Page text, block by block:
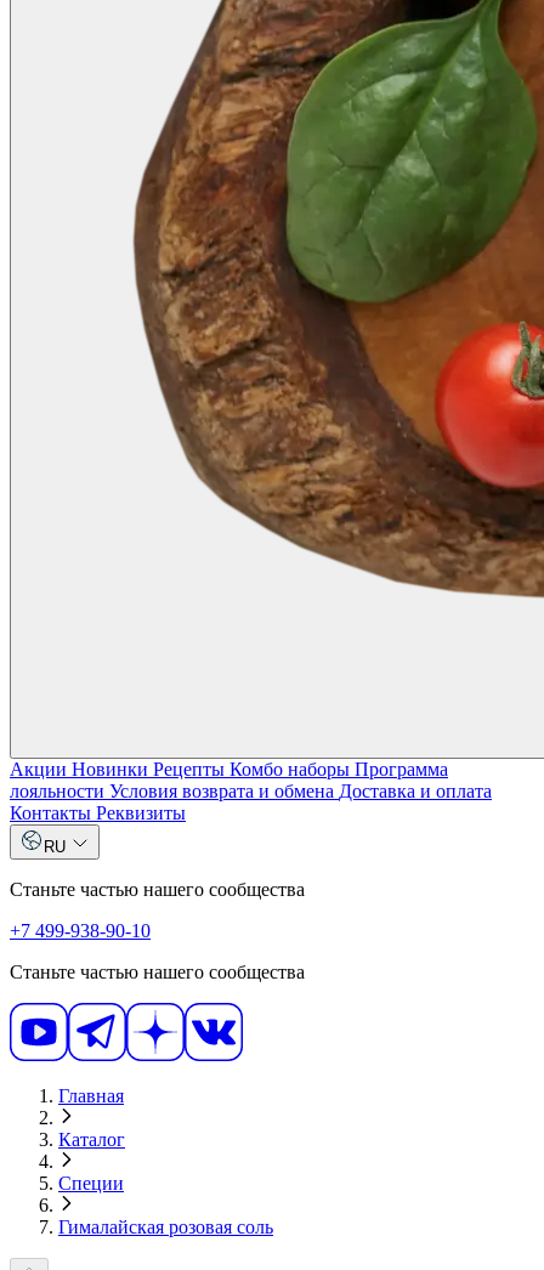
Акции Новинки Рецепты Комбо наборы Программа
лояльности Условия возврата и обмена Доставка и оплата
Контакты Реквизиты
RU
Станьте частью нашего сообщества
+7 499-938-90-10
Станьте частью нашего сообщества
Главная
Каталог
Специи
Гималайская розовая соль